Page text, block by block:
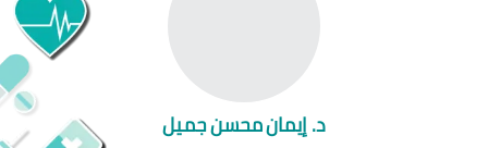
د. إيمان محسن جميل